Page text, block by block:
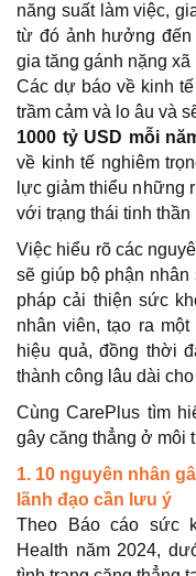
năng suất làm việc,
từ đó ảnh hưởng đến
gia tăng gánh nặng xã
Các dự báo về kinh
trầm cảm và lo âu và
1000 tỷ USD mỗi
về kinh tế nghiêm
lực giảm thiểu những
với trạng thái tinh
Việc hiểu rõ các
sẽ giúp bộ phận
pháp cải thiện sức
nhân viên, tạo ra
hiệu quả, đồng thời
thành công lâu dài
Cùng CarePlus tìm
gây căng thẳng ở môi
1. 10 nguyên nhân
lãnh đạo cần lưu ý
Theo Báo cáo sức
Health năm 2024,